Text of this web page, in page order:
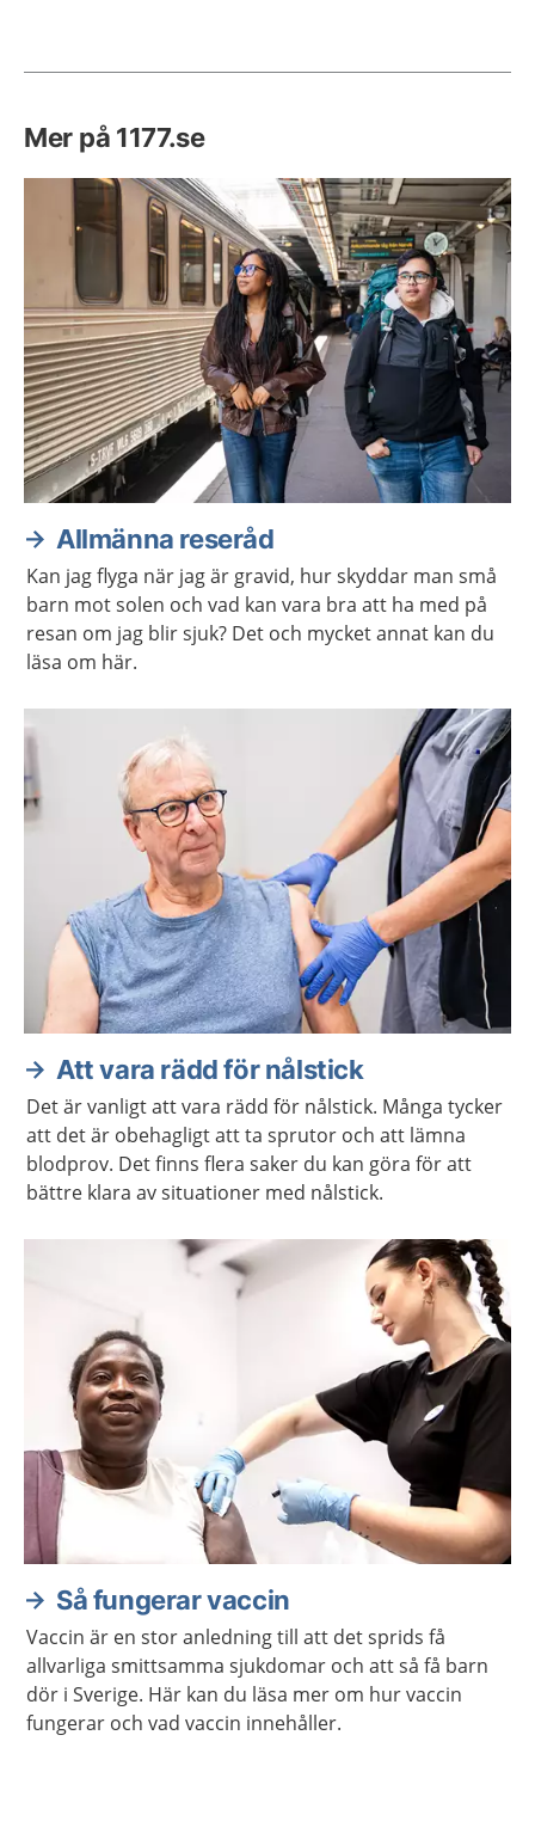
Mer på 1177.se
Allmänna reseråd
Kan jag flyga när jag är gravid, hur skyddar man små
barn mot solen och vad kan vara bra att ha med på
resan om jag blir sjuk? Det och mycket annat kan du
läsa om här.
Att vara rädd för nålstick
Det är vanligt att vara rädd för nålstick. Många tycker
att det är obehagligt att ta sprutor och att lämna
blodprov. Det finns flera saker du kan göra för att
bättre klara av situationer med nålstick.
Så fungerar vaccin
Vaccin är en stor anledning till att det sprids få
allvarliga smittsamma sjukdomar och att så få barn
dör i Sverige. Här kan du läsa mer om hur vaccin
fungerar och vad vaccin innehåller.